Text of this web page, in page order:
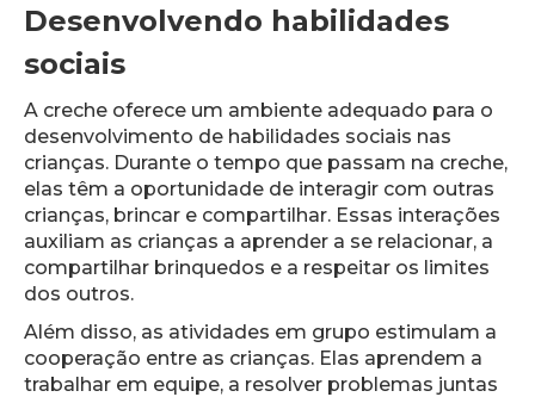
Desenvolvendo habilidades
sociais
A creche oferece um ambiente adequado para o
desenvolvimento de habilidades sociais nas
crianças. Durante o tempo que passam na creche,
elas têm a oportunidade de interagir com outras
crianças, brincar e compartilhar. Essas interações
auxiliam as crianças a aprender a se relacionar, a
compartilhar brinquedos e a respeitar os limites
dos outros.
Além disso, as atividades em grupo estimulam a
cooperação entre as crianças. Elas aprendem a
trabalhar em equipe, a resolver problemas juntas